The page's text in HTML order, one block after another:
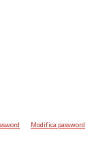
Modifica password